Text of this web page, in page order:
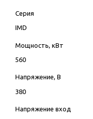
Серия
IMD
Мощность, кВт
560
Напряжение, В
380
Напряжение вход